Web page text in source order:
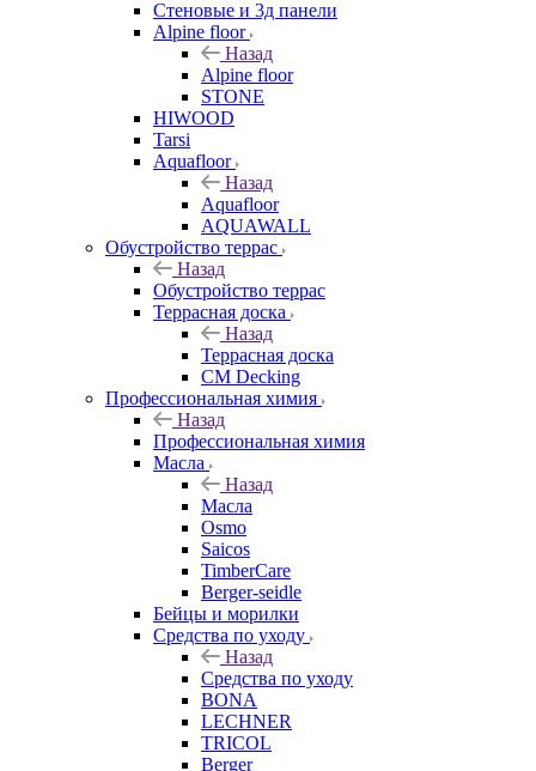
Стеновые и 3д панели
Alpine floor
Назад
Alpine floor
STONE
HIWOOD
Tarsi
Aquafloor
Назад
Aquafloor
AQUAWALL
Обустройство террас
Назад
Обустройство террас
Террасная доска
Назад
Террасная доска
CM Decking
Профессиональная химия
Назад
Профессиональная химия
Масла
Назад
Масла
Osmo
Saicos
TimberCare
Berger-seidle
Бейцы и морилки
Средства по уходу
Назад
Средства по уходу
BONA
LECHNER
TRICOL
Berger